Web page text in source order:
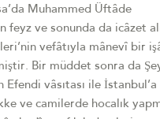
Muhammed Üftâde
feyz ve sonunda da icâzet
vefâtıyla mânevî bir
Bir müddet sonra da
Efendi vâsıtası ile
ve camilerde hocalık